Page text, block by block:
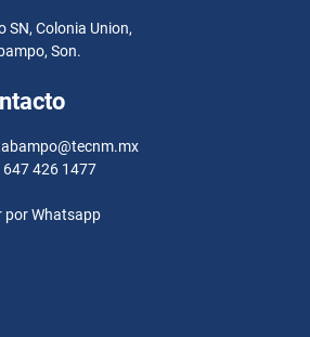
SN, Colonia Union,
Son.
647 426 1477
por Whatsapp